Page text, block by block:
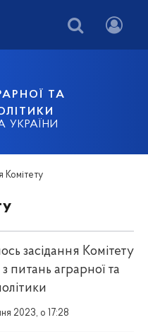
ТА
УКРАЇНИ
Комітету
засідання Комітету
питань аграрної та
2023, о 17:28